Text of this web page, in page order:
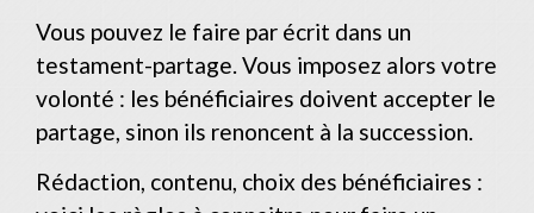
Vous pouvez le faire par écrit dans un
testament-partage. Vous imposez alors votre
volonté : les bénéficiaires doivent accepter le
partage, sinon ils renoncent à la succession.
Rédaction, contenu, choix des bénéficiaires :